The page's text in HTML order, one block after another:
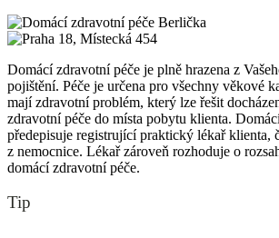
Domácí zdravotní péče je plně hrazena z
pojištění. Péče je určena pro všechny věkové
mají zdravotní problém, který lze řešit
zdravotní péče do místa pobytu klienta.
předepisuje registrující praktický lékař klienta,
z nemocnice. Lékař zároveň rozhoduje o
domácí zdravotní péče.
Tip